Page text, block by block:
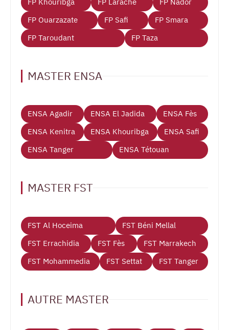
FP Khouribga
FP Larache
FP Nador
FP Ouarzazate
FP Safi
FP Smara
FP Taroudant
FP Taza
MASTER ENSA
ENSA Agadir ENSA El Jadida
ENSA Fès
ENSA Kenitra
ENSA Khouribga
ENSA Safi
ENSA Tanger
ENSA Tétouan
MASTER FST
FST Al Hoceima
FST Béni Mellal
FST Errachidia
FST Fès
FST Marrakech
FST Mohammedia
FST Settat FST Tanger
AUTRE MASTER